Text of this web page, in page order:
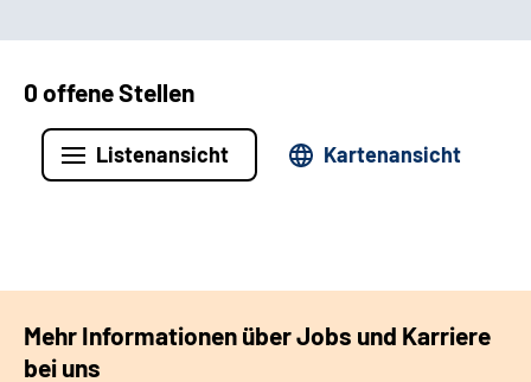
0 offene Stellen
Listenansicht Kartenansicht
Mehr Informationen über Jobs und Karriere
bei uns